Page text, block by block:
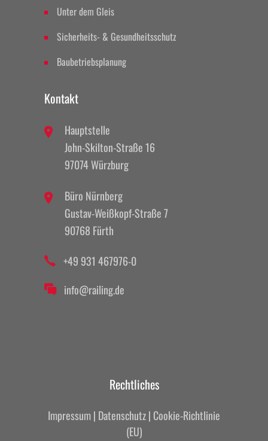
Unter dem Gleis
Sicherheits- & Gesundheitsschutz
Baubetriebsplanung
Kontakt
Hauptstelle
John-Skilton-Straße 16
97074 Würzburg
Büro Nürnberg
Gustav-Weißkopf-Straße 7
90768 Fürth
+49 931 467976-0
info@railing.de
Rechtliches
Impressum| Datenschutz| Cookie-Richtlinie
(EU)